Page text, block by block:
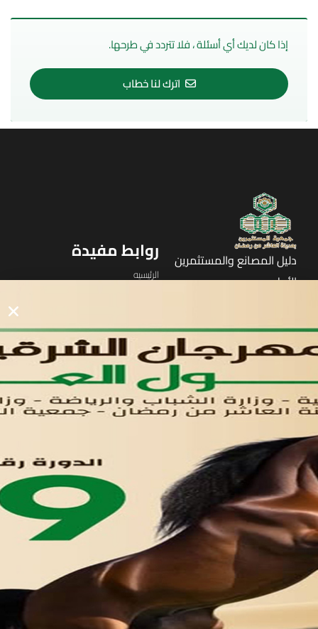
إذا كان لديك أي أسئلة ، فلا تتردد في طرحها.
اترك لنا خطاب
دليل المصانع والمستثمرين
الأول
روابط مفيدة
الرئيسيه
لوحه التحكم
اتصل بنا
مدينة العاشر من رمضان
01221020029
055-4494429
055-4494406
055-4494414
info.triaeg@yahoo.com
info@triaeg-guide.com